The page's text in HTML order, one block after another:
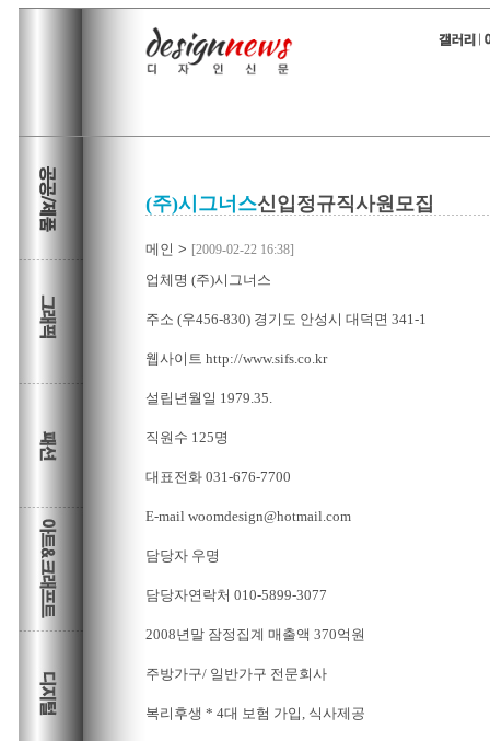
(주)시그너스신입정규직사원모집
메인 > [2009-02-22 16:38]
업체명 (주)시그너스
주소 (우456-830) 경기도 안성시 대덕면 341-1
웹사이트 http://www.sifs.co.kr
설립년월일 1979.35.
직원수 125명
대표전화 031-676-7700
E-mail woomdesign@hotmail.com
담당자 우명
담당자연락처 010-5899-3077
2008년말 잠정집계 매출액 370억원
주방가구/ 일반가구 전문회사
복리후생 * 4대 보험 가입, 식사제공